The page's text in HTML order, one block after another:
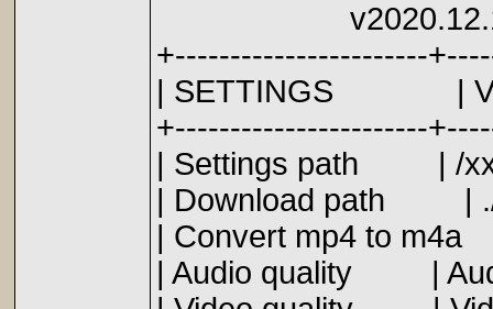
+-----------------------
|
+-----------------------
|
|
| Convert
| Audio